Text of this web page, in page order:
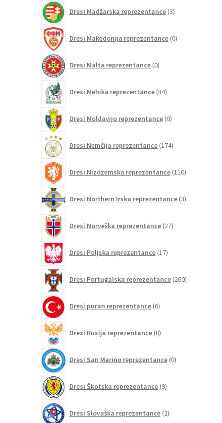
Dresi Madžarska reprezentance 3izdelki
Dresi Makedonija reprezentance 0izdelkov
Dresi Malta reprezentance 0izdelkov
Dresi Mehika reprezentance 84izdelkov
Dresi Moldavijo reprezentance 0izdelkov
Dresi Nemčija reprezentance 174izdelkov
Dresi Nizozemska reprezentance 110izdelkov
Dresi Northern Irska reprezentance 3izdelki
Dresi Norveška reprezentance 27izdelkov
Dresi Poljska reprezentance 17izdelkov
Dresi Portugalska reprezentance 260izdelkov
Dresi puran reprezentance 6izdelkov
Dresi Rusija reprezentance 0izdelkov
Dresi San Marino reprezentance 0izdelkov
Dresi Škotska reprezentance 9izdelkov
Dresi Slovaška reprezentance 2izdelka